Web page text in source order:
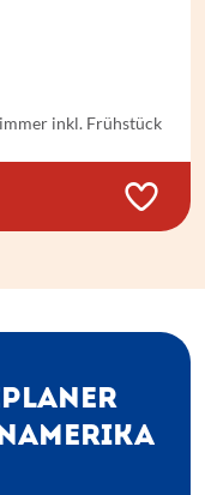
inkl. Frühstück